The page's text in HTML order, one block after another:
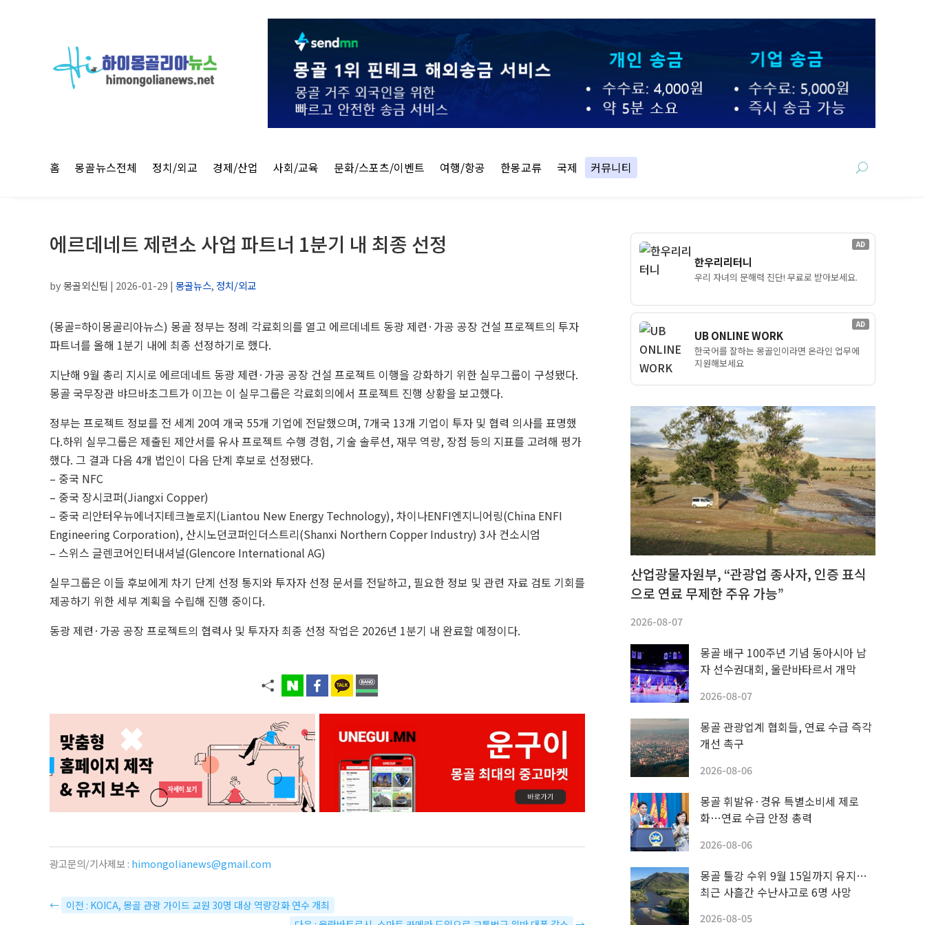
홈 몽골뉴스전체 정치/외교 경제/산업 사회/교육 문화/스포츠/이벤트 여행/항공 한몽교류 국제 커뮤니티
에르데네트 제련소 사업 파트너 1분기 내 최종 선정
by몽골외신팀 | 2026-01-29 | 몽골뉴스, 정치/외교
(몽골=하이몽골리아뉴스) 몽골 정부는 정례 각료회의를 열고 에르데네트 동광 제련·가공 공장 건설 프로젝트의 투자
파트너를 올해 1분기 내에 최종 선정하기로 했다.
지난해 9월 총리 지시로 에르데네트 동광 제련·가공 공장 건설 프로젝트 이행을 강화하기 위한 실무그룹이 구성됐다.
몽골 국무장관 뱌므바초그트가 이끄는 이 실무그룹은 각료회의에서 프로젝트 진행 상황을 보고했다.
정부는 프로젝트 정보를 전 세계 20여 개국 55개 기업에 전달했으며, 7개국 13개 기업이 투자 및 협력 의사를 표명했
다.하위 실무그룹은 제출된 제안서를 유사 프로젝트 수행 경험, 기술 솔루션, 재무 역량, 장점 등의 지표를 고려해 평가
했다. 그 결과 다음 4개 법인이 다음 단계 후보로 선정됐다.
– 중국 NFC
– 중국 장시코퍼(Jiangxi Copper)
– 중국 리안터우뉴에너지테크놀로지(Liantou New Energy Technology), 차이나ENFI엔지니어링(China ENFI
Engineering Corporation), 산시노던코퍼인더스트리(Shanxi Northern Copper Industry) 3사 컨소시엄
– 스위스 글렌코어인터내셔널(Glencore International AG)
실무그룹은 이들 후보에게 차기 단계 선정 통지와 투자자 선정 문서를 전달하고, 필요한 정보 및 관련 자료 검토 기회를
제공하기 위한 세부 계획을 수립해 진행 중이다.
동광 제련·가공 공장 프로젝트의 협력사 및 투자자 최종 선정 작업은 2026년 1분기 내 완료할 예정이다.
광고문의/기사제보 : himongolianews@gmail.com
← 이전 : KOICA, 몽골 관광 가이드 교원 30명 대상 역량강화 연수 개최
AD
한우리리터니
우리 자녀의 문해력 진단! 무료로 받아보세요.
AD
UB ONLINE WORK
한국어를 잘하는 몽골인이라면 온라인 업무에
지원해보세요
산업광물자원부, “관광업 종사자, 인증 표식
으로 연료 무제한 주유 가능”
2026-08-07
몽골 배구 100주년 기념 동아시아 남
자 선수권대회, 울란바타르서 개막
2026-08-07
몽골 관광업계 협회들, 연료 수급 즉각
개선 촉구
2026-08-06
몽골 휘발유·경유 특별소비세 제로
화…연료 수급 안정 총력
2026-08-06
몽골 툴강 수위 9월 15일까지 유지…
최근 사흘간 수난사고로 6명 사망
2026-08-05